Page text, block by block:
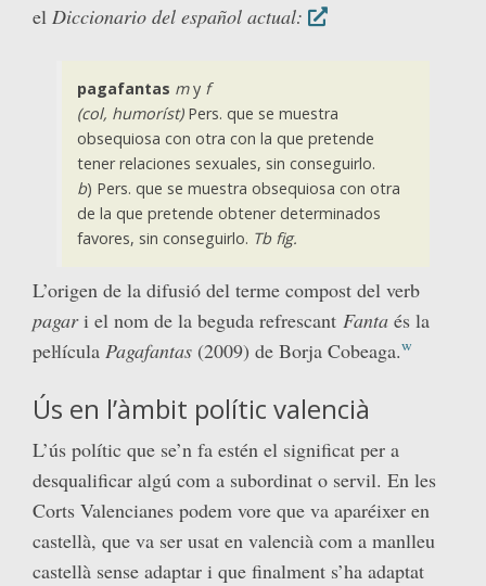
el Diccionario del español actual:
pagafantas my f
(col, humoríst)Pers. que se muestra
obsequiosa con otra con la que pretende
tener relaciones sexuales, sin conseguirlo.
b) Pers. que se muestra obsequiosa con otra
de la que pretende obtener determinados
favores, sin conseguirlo. Tb fig.
L’origen de la difusió del terme compost del verb
pagari el nom de la beguda refrescant Fanta és la
peŀlícula Pagafantas (2009) de Borja Cobeaga.w
Ús en l’àmbit polític valencià
L’ús polític que se’n fa estén el significat per a
desqualificar algú com a subordinat o servil. En les
Corts Valencianes podem vore que va aparéixer en
castellà, que va ser usat en valencià com a manlleu
castellà sense adaptar i que finalment s’ha adaptat